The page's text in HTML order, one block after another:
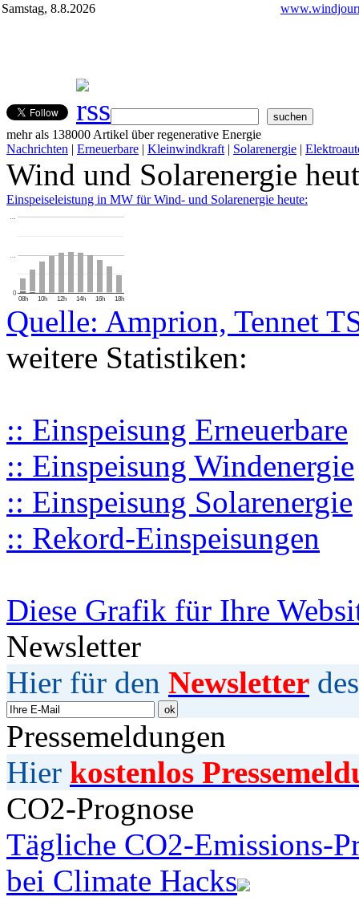
Samstag, 8.8.2026
mehr als 138000 Artikel über regenerative Energie
Nachrichten | Erneuerbare | Kleinwindkraft | Solarenergie |
Wind und Solarenergie
Einspeiseleistung in MW für Wind- und Solarenergie heute:
08h 10h 12h 14h 16h 18h
0
…
…
Quelle: Amprion, Tennet
weitere Statistiken:
:: Einspeisung Erneuerbare
:: Einspeisung Windenergie
:: Einspeisung Solarenergie
:: Rekord-Einspeisungen
Diese Grafik für Ihre
Newsletter
Hier für den Newsletter
Pressemeldungen
Hier kostenlos
CO2-Prognose
Tägliche CO2-Emissions-
bei Climate Hacks